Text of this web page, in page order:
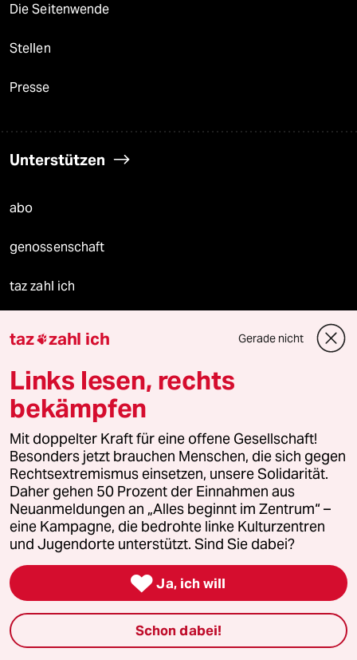
Die Seitenwende
Stellen
Presse
Unterstützen
abo
genossenschaft
taz zahl ich
panterpreis 2026
Podcast
bundestalk
fernverbindung
klima update°
Mauerecho
taz zahl ich Gerade nicht
Links lesen, rechts
bekämpfen
Mit doppelter Kraft für eine offene Gesellschaft!
Besonders jetzt brauchen Menschen, die sich gegen
Rechtsextremismus einsetzen, unsere Solidarität.
Daher gehen 50 Prozent der Einnahmen aus
Neuanmeldungen an „Alles beginnt im Zentrum“ –
eine Kampagne, die bedrohte linke Kulturzentren
und Jugendorte unterstützt. Sind Sie dabei?
 Ja, ich will
Schon dabei!